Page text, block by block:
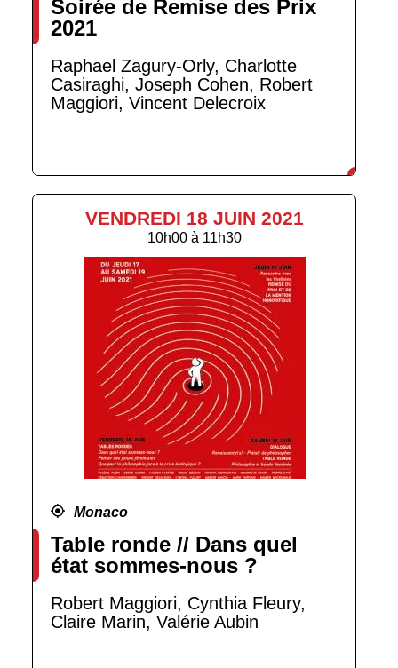
Soirée de Remise des Prix
2021
Raphael Zagury-Orly, Charlotte
Casiraghi, Joseph Cohen, Robert
Maggiori, Vincent Delecroix
VENDREDI 18 JUIN 2021
10h00à 11h30
Monaco
Table ronde // Dans quel
état sommes-nous ?
Robert Maggiori, Cynthia Fleury,
Claire Marin, Valérie Aubin